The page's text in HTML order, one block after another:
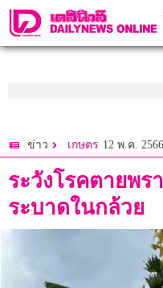
ข่าว เกษตร 12 พ.ค.
ระวังโรคตายพร
ระบาดในกล้วย